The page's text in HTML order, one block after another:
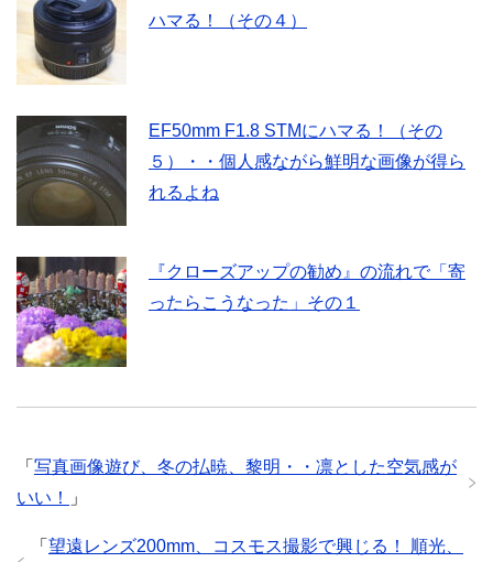
ハマる！（その４）
EF50mm F1.8 STMにハマる！（その
５）・・個人感ながら鮮明な画像が得ら
れるよね
『クローズアップの勧め』の流れで「寄
ったらこうなった」その１
「 写真画像遊び、冬の払暁、黎明・・凛とした空気感が
いい！
」
「 望遠レンズ200mm、コスモス撮影で興じる！ 順光、